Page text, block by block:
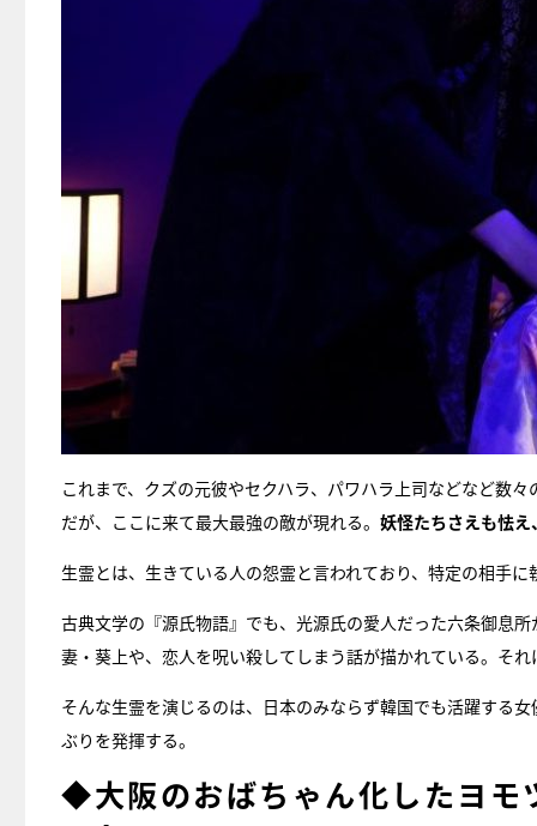
これまで、クズの元彼やセクハラ、パワハラ上司などなど数
だが、ここに来て最大最強の敵が現れる。 妖怪たちさえも怯
生霊とは、生きている人の怨霊と言われており、特定の相手
古典文学の『源氏物語』でも、光源氏の愛人だった六条御息
妻・葵上や、恋人を呪い殺してしまう話が描かれている。それ
そんな生霊を演じるのは、日本のみならず韓国でも活躍する
ぶりを発揮する。
◆大阪のおばちゃん化したヨモ